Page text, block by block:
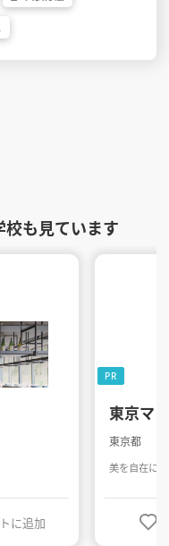
も見ています
に追加
東京マ
東京都
美を自在に
PR